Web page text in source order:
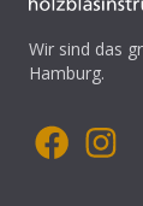
Wir sind das
Hamburg.